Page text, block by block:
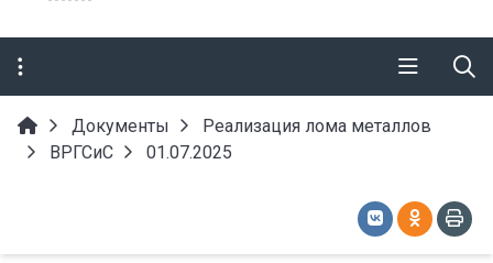
Документы
Реализация лома металлов
ВРГСиС
01.07.2025